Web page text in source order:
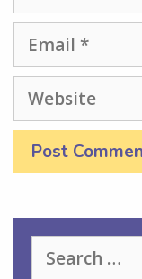
Website
for: